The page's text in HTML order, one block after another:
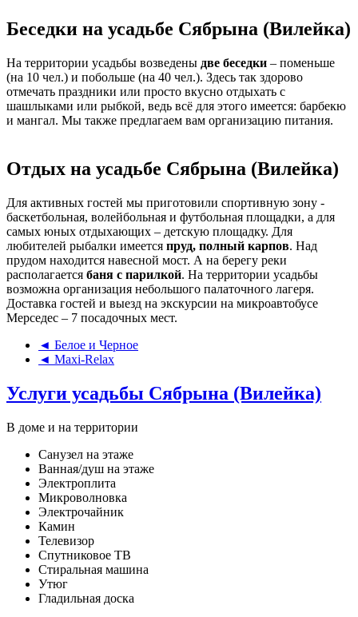
Беседки на усадьбе Сябрына (Вилейка)
На территории усадьбы возведены две беседки – поменьше
(на 10 чел.) и побольше (на 40 чел.). Здесь так здорово
отмечать праздники или просто вкусно отдыхать с
шашлыками или рыбкой, ведь всё для этого имеется: барбекю
и мангал. Мы также предлагаем вам организацию питания.
Отдых на усадьбе Сябрына (Вилейка)
Для активных гостей мы приготовили спортивную зону -
баскетбольная, волейбольная и футбольная площадки, а для
самых юных отдыхающих – детскую площадку. Для
любителей рыбалки имеется пруд, полный карпов. Над
прудом находится навесной мост. А на берегу реки
располагается баня с парилкой. На территории усадьбы
возможна организация небольшого палаточного лагеря.
Доставка гостей и выезд на экскурсии на микроавтобусе
Мерседес – 7 посадочных мест.
◄ Белое и Черное
◄ Maxi-Relax
Услуги усадьбы Сябрына (Вилейка)
В доме и на территории
Санузел на этаже
Ванная/душ на этаже
Электроплита
Микроволновка
Электрочайник
Камин
Телевизор
Спутниковое ТВ
Стиральная машина
Утюг
Гладильная доска